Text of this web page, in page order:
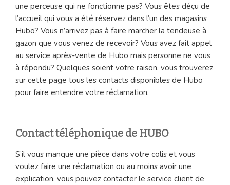
une perceuse qui ne fonctionne pas? Vous êtes déçu de
l’accueil qui vous a été réservez dans l’un des magasins
Hubo? Vous n’arrivez pas à faire marcher la tendeuse à
gazon que vous venez de recevoir? Vous avez fait appel
au service après-vente de Hubo mais personne ne vous
à répondu? Quelques soient votre raison, vous trouverez
sur cette page tous les contacts disponibles de Hubo
pour faire entendre votre réclamation.
Contact téléphonique de HUBO
S’il vous manque une pièce dans votre colis et vous
voulez faire une réclamation ou au moins avoir une
explication, vous pouvez contacter le service client de